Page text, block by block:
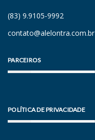
(83) 9.9105-9992
contato@alelontra.com.br
PARCEIROS
POLÍTICA DE PRIVACIDADE